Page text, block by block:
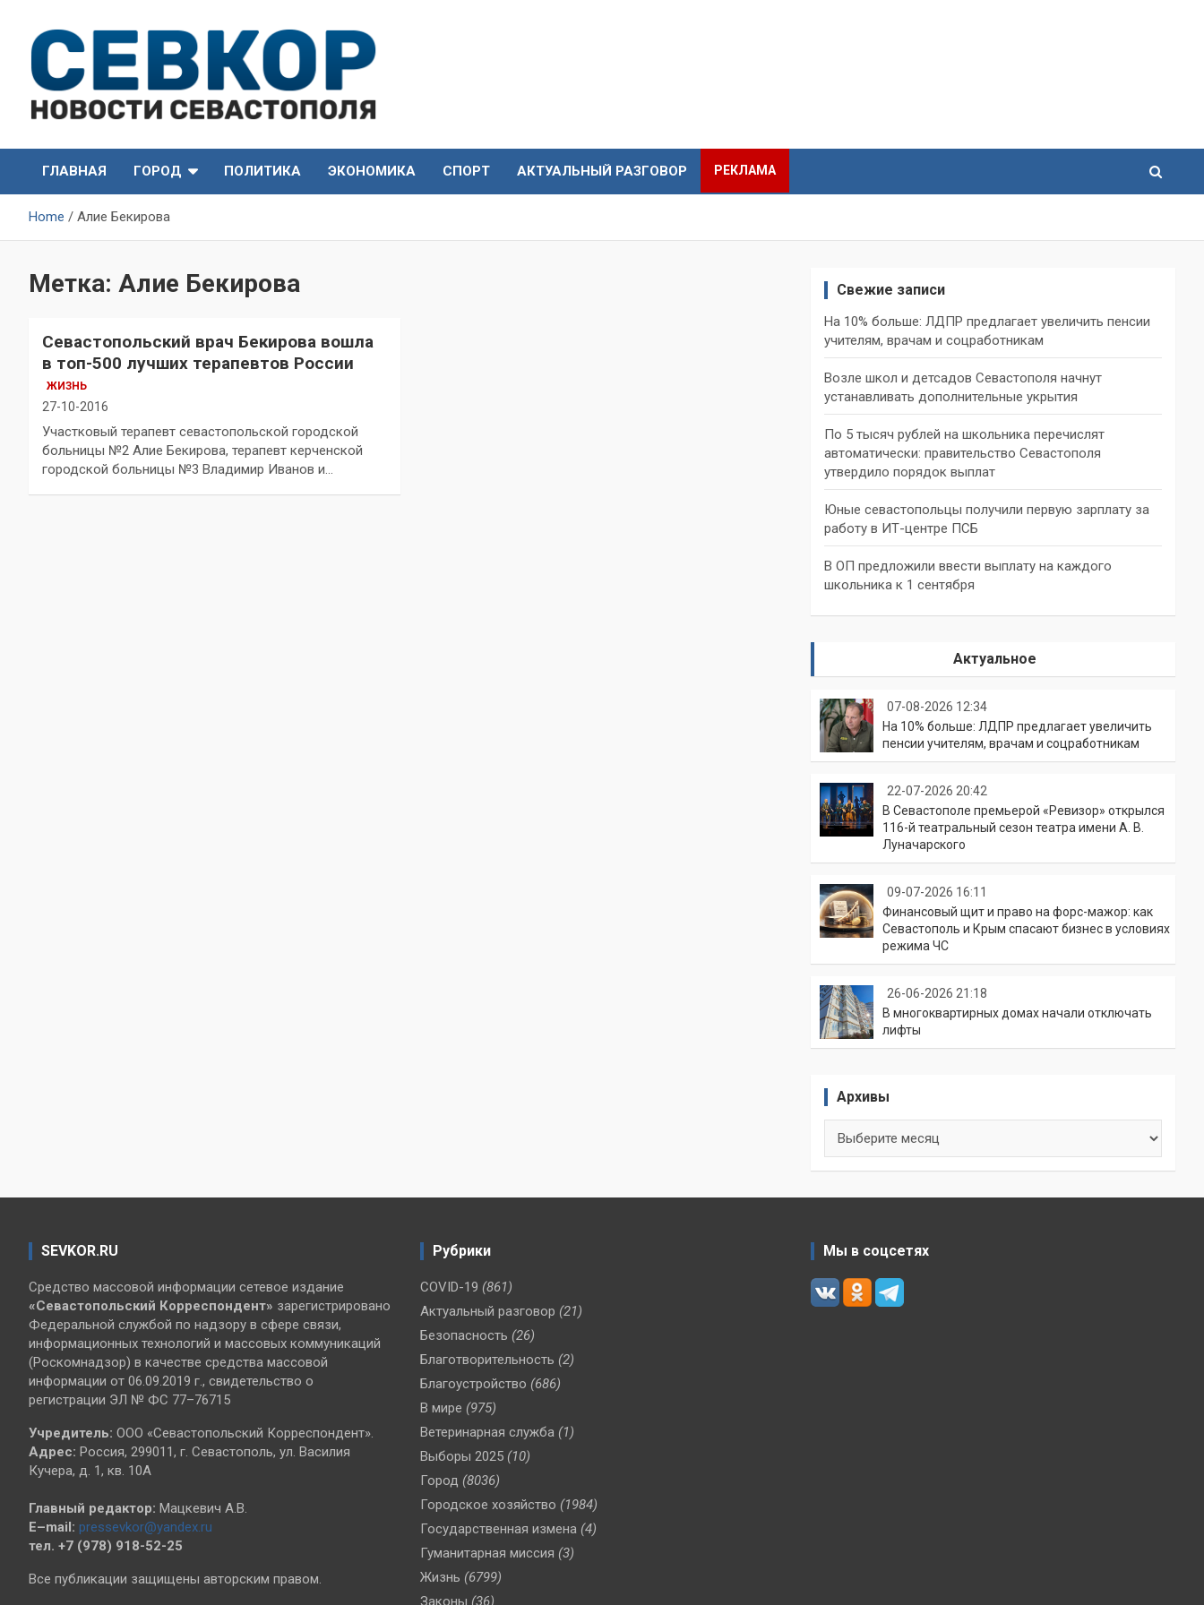
content
СевКор — Новости
Севастополя
Севастополя
ГЛАВНАЯ
ГОРОД ПОЛИТИКА ЭКОНОМИКА СПОРТ АКТУАЛЬНЫЙ РАЗГОВОР РЕКЛАМА
Home Алие Бекирова
Метка: Алие Бекирова
Севастопольский врач Бекирова вошла
в топ-500 лучших терапевтов России
ЖИЗНЬ
27-10-2016
Участковый терапевт севастопольской городской
больницы №2 Алие Бекирова, терапевт керченской
городской больницы №3 Владимир Иванов и…
Свежие записи
На 10% больше: ЛДПР предлагает увеличить пенсии
учителям, врачам и соцработникам
Возле школ и детсадов Севастополя начнут
устанавливать дополнительные укрытия
По 5 тысяч рублей на школьника перечислят
автоматически: правительство Севастополя
утвердило порядок выплат
Юные севастопольцы получили первую зарплату за
работу в ИТ-центре ПСБ
В ОП предложили ввести выплату на каждого
школьника к 1 сентября
Актуальное
07-08-2026 12:34
На 10% больше: ЛДПР предлагает увеличить
пенсии учителям, врачам и соцработникам
22-07-2026 20:42
В Севастополе премьерой «Ревизор» открылся
116-й театральный сезон театра имени А. В.
Луначарского
09-07-2026 16:11
Финансовый щит и право на форс-мажор: как
Севастополь и Крым спасают бизнес в условиях
режима ЧС
26-06-2026 21:18
В многоквартирных домах начали отключать
лифты
Архивы
SEVKOR.RU
Средство массовой информации сетевое издание
«Севастопольский Корреспондент» зарегистрировано
Федеральной службой по надзору в сфере связи,
информационных технологий и массовых коммуникаций
(Роскомнадзор) в качестве средства массовой
информации от 06.09.2019 г., свидетельство о
регистрации ЭЛ № ФС 77–76715
Учредитель: ООО «Севастопольский Корреспондент».
Адрес: Россия, 299011, г. Севастополь, ул. Василия
Кучера, д. 1, кв. 10А
Главный редактор: Мацкевич А.В.
E–mail: pressevkor@yandex.ru
тел. +7 (978) 918-52-25
Все публикации защищены авторским правом.
Рубрики
COVID-19 (861)
Актуальный разговор (21)
Безопасность (26)
Благотворительность (2)
Благоустройство (686)
В мире (975)
Ветеринарная служба (1)
Выборы 2025 (10)
Город (8036)
Городское хозяйство (1984)
Государственная измена (4)
Гуманитарная миссия (3)
Жизнь (6799)
Законы (36)
Мы в соцсетях